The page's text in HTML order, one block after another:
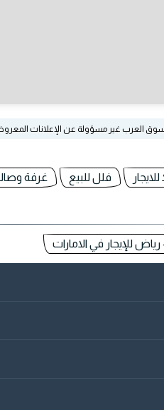
العرب غير مسؤولة عن الإعلانات
للايجار فلل للبيع غرفة
للإيجار في الامارات